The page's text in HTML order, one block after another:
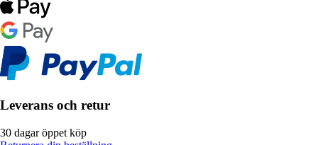
Leverans och retur
30 dagar öppet köp